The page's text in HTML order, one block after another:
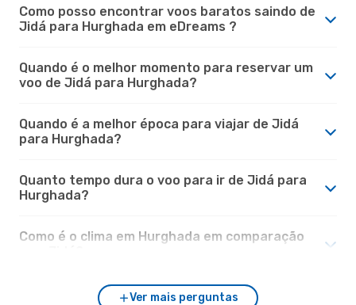
Como posso encontrar voos baratos saindo de
Jidá para Hurghada em eDreams ?
Quando é o melhor momento para reservar um
voo de Jidá para Hurghada?
Quando é a melhor época para viajar de Jidá
para Hurghada?
Quanto tempo dura o voo para ir de Jidá para
Hurghada?
Como é o clima em Hurghada em comparação
Ver mais perguntas